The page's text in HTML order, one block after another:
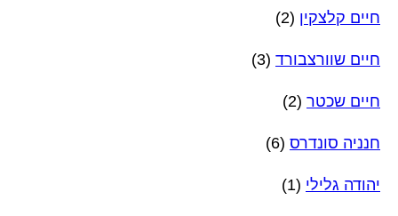
חיים קלצקין (2)
חיים שוורצבורד (3)
חיים שכטר (2)
חנניה סונדרס (6)
יהודה גלילי (1)